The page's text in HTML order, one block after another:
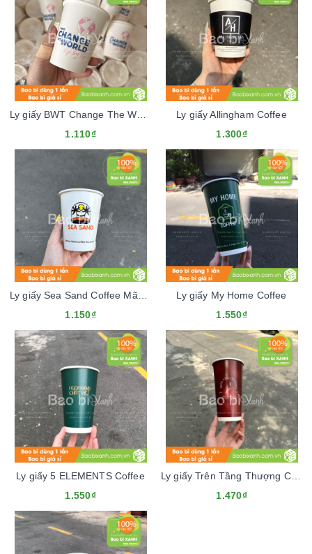
Ly giấy BWT Change The World
1.110₫
Ly giấy Allingham Coffee
1.300₫
Ly giấy Sea Sand Coffee Mãu Tết 2024
1.150₫
Ly giấy My Home Coffee
1.550₫
Ly giấy 5 ELEMENTS Coffee
1.550₫
Ly giấy Trên Tầng Thượng Cafe
1.470₫